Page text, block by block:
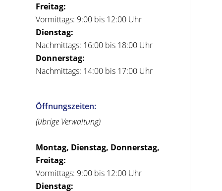
Freitag:
Vormittags: 9:00 bis 12:00 Uhr
Dienstag:
Nachmittags: 16:00 bis 18:00 Uhr
Donnerstag:
Nachmittags: 14:00 bis 17:00 Uhr
Öffnungszeiten:
(übrige Verwaltung)
Montag, Dienstag, Donnerstag,
Freitag:
Vormittags: 9:00 bis 12:00 Uhr
Dienstag: